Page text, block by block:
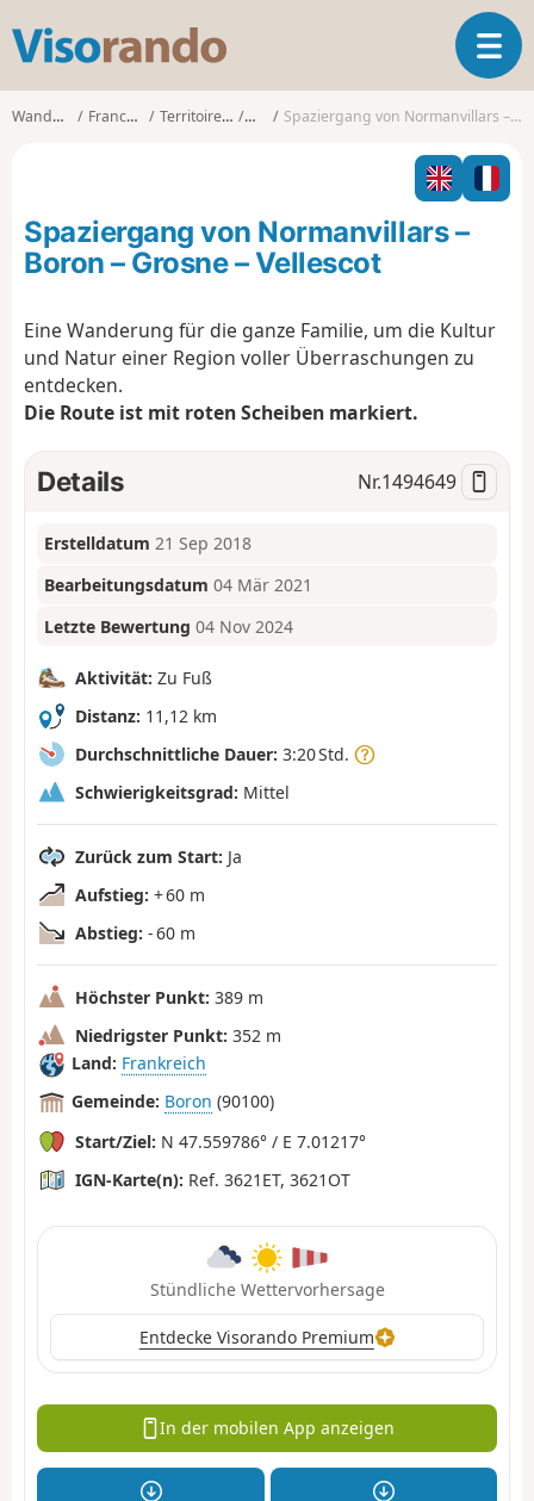
s
o
T
o
l
n
a
Wanderungen Franche-Comté Territoire-de-Belfort BoronSpaziergang von Normanvillars – Boron – Grosne – Vellescot
Spaziergang von Normanvillars –
Boron – Grosne – Vellescot
Eine Wanderung für die ganze Familie, um die Kultur
und Natur einer Region voller Überraschungen zu
entdecken.
Die Route ist mit roten Scheiben markiert.
Details Nr.1494649
Erstelldatum 21 Sep 2018
Bearbeitungsdatum 04 Mär 2021
Letzte Bewertung 04 Nov 2024
Aktivität: Zu Fuß
Distanz: 11,12 km
Durchschnittliche Dauer: 3:20 Std.
Schwierigkeitsgrad: Mittel
Zurück zum Start: Ja
Aufstieg: + 60 m
Abstieg: - 60 m
Höchster Punkt: 389 m
Niedrigster Punkt: 352 m
Land: Frankreich
Gemeinde: Boron (90100)
Start/Ziel: N 47.559786° / E 7.01217°
IGN-Karte(n): Ref. 3621ET, 3621OT
Stündliche Wettervorhersage
Entdecke Visorando Premium
In der mobilen App anzeigen